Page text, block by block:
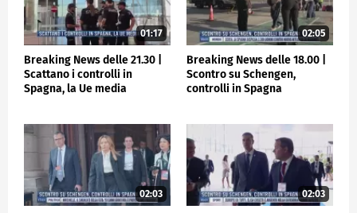
01:17
Breaking News delle 21.30 |
Scattano i controlli in
Spagna, la Ue media
02:05
Breaking News delle 18.00 |
Scontro su Schengen,
controlli in Spagna
02:03 02:03